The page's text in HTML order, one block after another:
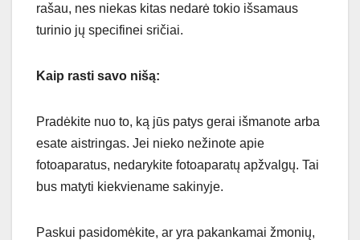
rašau, nes niekas kitas nedarė tokio išsamaus
turinio jų specifinei sričiai.
Kaip rasti savo nišą:
Pradėkite nuo to, ką jūs patys gerai išmanote arba
esate aistringas. Jei nieko nežinote apie
fotoaparatus, nedarykite fotoaparatų apžvalgų. Tai
bus matyti kiekviename sakinyje.
Paskui pasidomėkite, ar yra pakankamai žmonių,